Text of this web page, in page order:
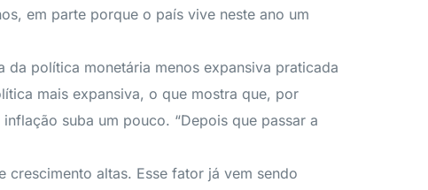
em parte porque o país vive neste ano um
política monetária menos expansiva praticada
mais expansiva, o que mostra que, por
suba um pouco. “Depois que passar a
crescimento altas. Esse fator já vem sendo